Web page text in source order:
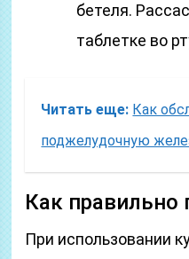
бетеля.
таблетке во
Читать еще: Как
поджелудочную
Как правильно
При использовании